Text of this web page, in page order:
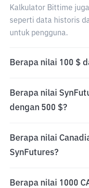
Kalkulator Bittime
seperti data historis
untuk pengguna.
Berapa nilai 100 $
Berapa nilai
dengan 500 $?
Berapa nilai
SynFutures?
Berapa nilai 1000